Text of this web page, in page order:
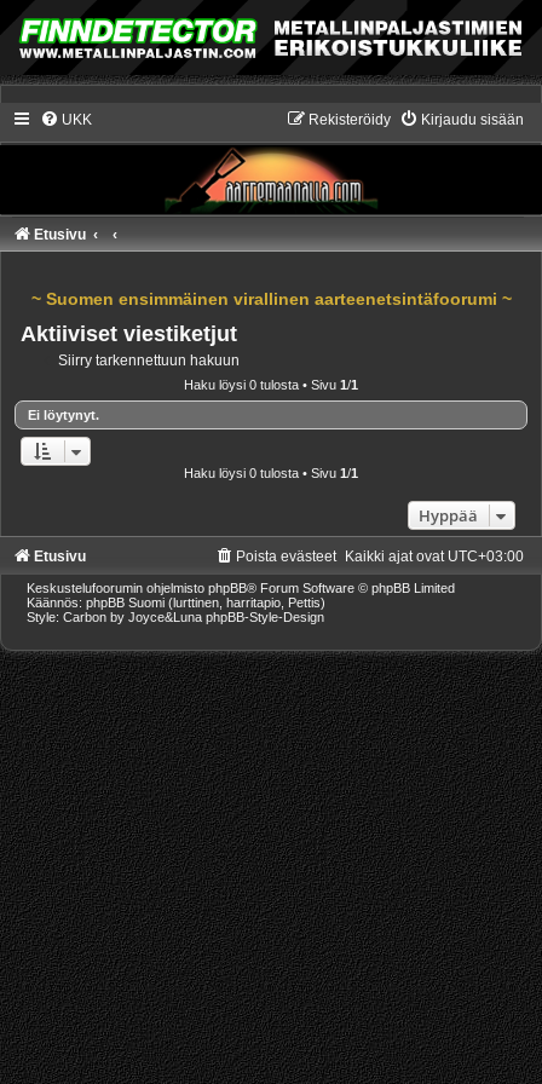
UKK Kirjaudu sisään
Rekisteröidy
Etusivu
~ Suomen ensimmäinen virallinen aarteenetsintäfoorumi ~
Aktiiviset viestiketjut
Siirry tarkennettuun hakuun
Haku löysi 0 tulosta • Sivu 1/1
Ei löytynyt.
Haku löysi 0 tulosta • Sivu 1/1
Hyppää
Etusivu Kaikki ajat ovat UTC+03:00
Poista evästeet
Keskustelufoorumin ohjelmisto phpBB® Forum Software © phpBB Limited
Käännös: phpBB Suomi (lurttinen, harritapio, Pettis)
Style: Carbon by Joyce&Luna phpBB-Style-Design